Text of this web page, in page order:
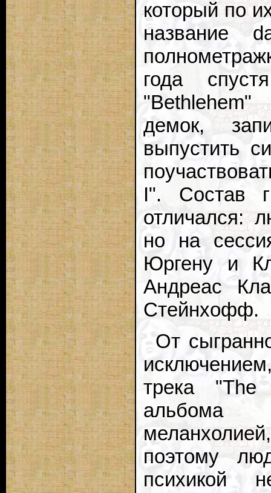
который по
название
года
демок,
выпустить
I". Состав
отличался:
но на
Юргену и
Андреас
Стейнхофф.
От
трека "The
альбома
поэтому
психикой